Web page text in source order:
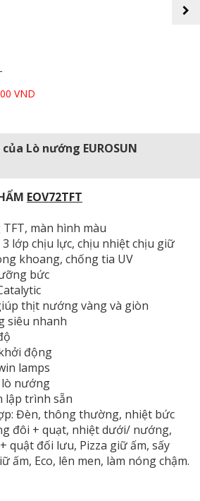
VND
next
Lò nướng EUROSUN
EOV72TFT
màn hình màu
lớp chịu lực, chịu nhiệt chịu giữ
khoang, chống tia UV
bức
thịt nướng vàng và giòn
siêu nhanh
động
lamps
lò nướng
lập trình sẵn
Đèn, thông thường, nhiệt bức
đôi + quạt, nhiệt dưới/ nướng,
quật đối lưu, Pizza giữ ấm, sấy
ấm, Eco, lên men, làm nóng chậm.